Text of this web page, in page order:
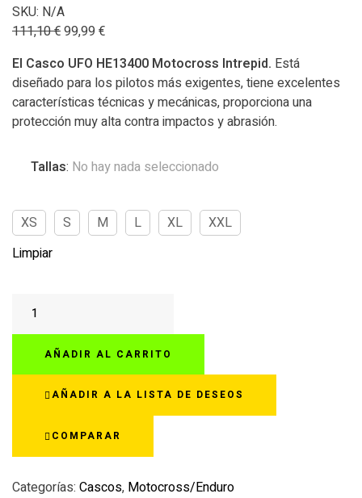
SKU: N/A
111,10€99,99 €
El Casco UFO HE13400 Motocross Intrepid. Está
diseñado para los pilotos más exigentes, tiene excelentes
características técnicas y mecánicas, proporciona una
protección muy alta contra impactos y abrasión.
Tallas: No hay nada seleccionado
XS S M L XL
XXL
Limpiar
UFO
HE13400
MOTOCROSS
INTREPID
NEGRO/AMARILLO
NEON
AÑADIR AL CARRITO
AÑADIR A LA LISTA DE DESEOS
COMPARAR
Categorías: Cascos, Motocross/Enduro